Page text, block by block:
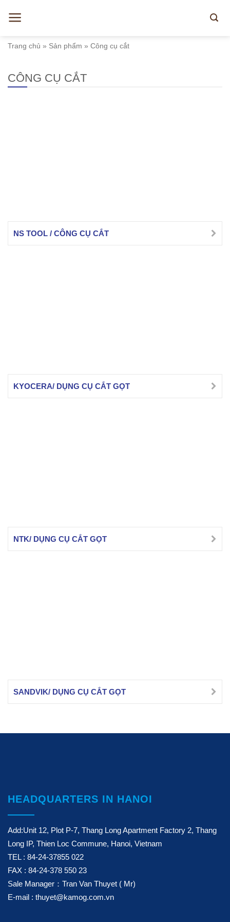
Trang chủ » Sản phẩm » Công cụ cắt
CÔNG CỤ CẮT
NS TOOL / CÔNG CỤ CẮT
KYOCERA/ DỤNG CỤ CẮT GỌT
NTK/ DỤNG CỤ CẮT GỌT
SANDVIK/ DỤNG CỤ CẮT GỌT
HEADQUARTERS IN HANOI
Add:Unit 12, Plot P-7, Thang Long Apartment Factory 2, Thang
Long IP, Thien Loc Commune, Hanoi, Vietnam
TEL : 84-24-37855 022
FAX : 84-24-378 550 23
Sale Manager：Tran Van Thuyet ( Mr)
E-mail : thuyet@kamog.com.vn